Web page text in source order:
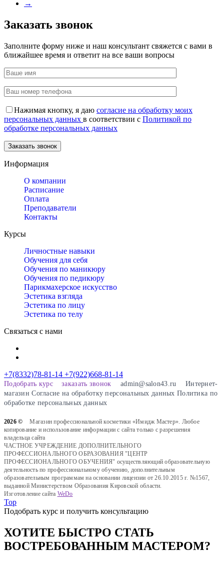
→
Заказать звонок
Заполните форму ниже и наш консультант свяжется с вами в
ближайшее время и ответит на все ваши вопросы
Нажимая кнопку, я даю согласие на обработку моих
персональных данных в соответствии с Политикой по
обработке персональных данных
Информация
О компании
Расписание
Оплата
Преподаватели
Контакты
Курсы
Личностные навыки
Обучения для себя
Обучения по маникюру
Обучения по педикюру
Парикмахерское искусство
Эстетика взгляда
Эстетика по лицу
Эстетика по телу
Связаться с нами
+7(8332)78-81-14 +7(922)668-81-14
Подобрать курс заказать звонок admin@salon43.ru
Интернет-
магазинCогласие на обработку персональных данныхПолитика по
обработке персональных данных
2026 ©
Магазин профессиональной косметики «Имидж Мастер». Любое
копирование и использование информации с сайта только с разрешения
владельца сайта
ЧАСТНОЕ УЧРЕЖДЕНИЕ ДОПОЛНИТЕЛЬНОГО
ПРОФЕССИОНАЛЬНОГО ОБРАЗОВАНИЯ "ЦЕНТР
ПРОФЕССИОНАЛЬНОГО ОБУЧЕНИЯ" осуществляющий образовательную
деятельность по профессиональному обучению, дополнительным
образовательным программам на основании лицензии от 26.10.2015 г. №1567,
выданной Министерством Образования Кировской области.
Изготовление сайта WeDo
Top
Подобрать курс и получить консультацию
ХОТИТЕ БЫСТРО СТАТЬ
ВОСТРЕБОВАННЫМ МАСТЕРОМ?